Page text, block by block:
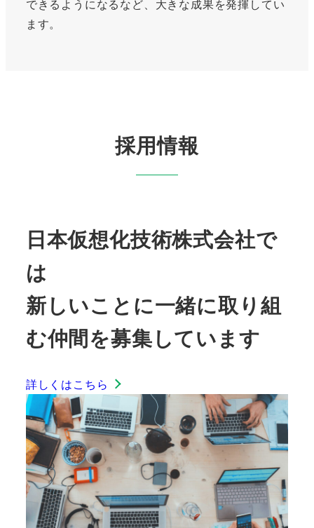
できるようになるなど、大きな成果を発揮してい
ます。
採用情報
日本仮想化技術株式会社で
は
新しいことに一緒に取り組
む仲間を募集しています
詳しくはこちら